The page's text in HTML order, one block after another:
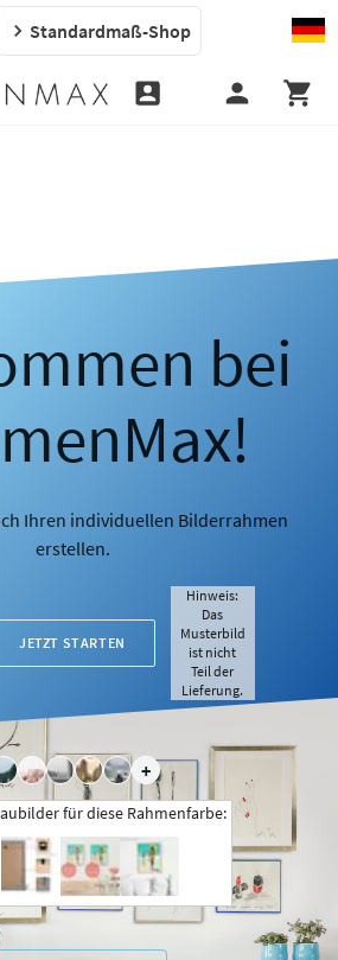
Standardmaß-Shop
bei
Ihren individuellen Bilderrahmen
erstellen.
JETZT STARTEN
+
Hinweis:
Das
Musterbild
ist nicht
Teil der
Lieferung.
für diese Rahmenfarbe: